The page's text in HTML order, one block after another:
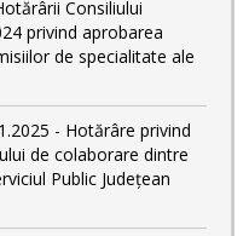
Consiliului
privind aprobarea
de specialitate ale
- Hotărâre privind
de colaborare dintre
Public Județean